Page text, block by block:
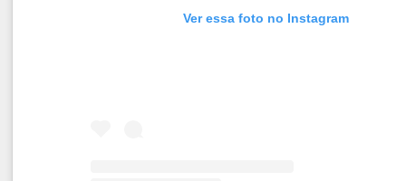
Ver essa foto no Instagram